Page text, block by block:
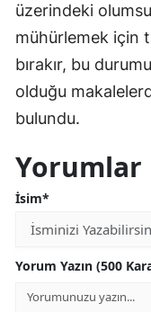
üzerindeki
mühürlemek için
bırakır, bu
olduğu
bulundu.
Yorumlar
İsim*
Yorum Yazın (500